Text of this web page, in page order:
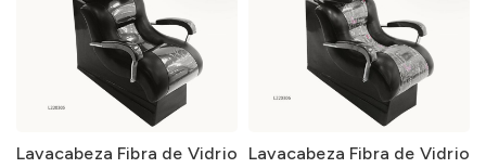
Lavacabeza Fibra de Vidrio Lavacabeza Fibra de Vidrio